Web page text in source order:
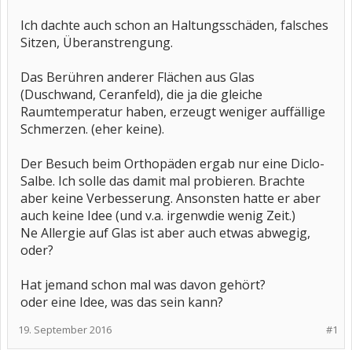
Ich dachte auch schon an Haltungsschäden, falsches
Sitzen, Überanstrengung.
Das Berühren anderer Flächen aus Glas
(Duschwand, Ceranfeld), die ja die gleiche
Raumtemperatur haben, erzeugt weniger auffällige
Schmerzen. (eher keine).
Der Besuch beim Orthopäden ergab nur eine Diclo-
Salbe. Ich solle das damit mal probieren. Brachte
aber keine Verbesserung. Ansonsten hatte er aber
auch keine Idee (und v.a. irgenwdie wenig Zeit.)
Ne Allergie auf Glas ist aber auch etwas abwegig,
oder?
Hat jemand schon mal was davon gehört?
oder eine Idee, was das sein kann?
#1
19. September 2016